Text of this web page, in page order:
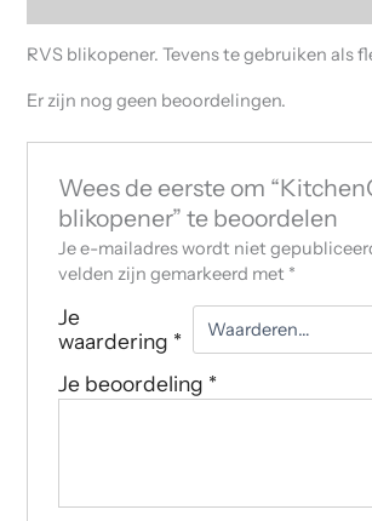
RVS blikopener. Tevens te gebruiken als
Er zijn nog geen beoordelingen.
Wees de eerste om
blikopener” te beoordelen
Je e-mailadres wordt niet
velden zijn gemarkeerd met *
Je
waardering *
Je beoordeling *